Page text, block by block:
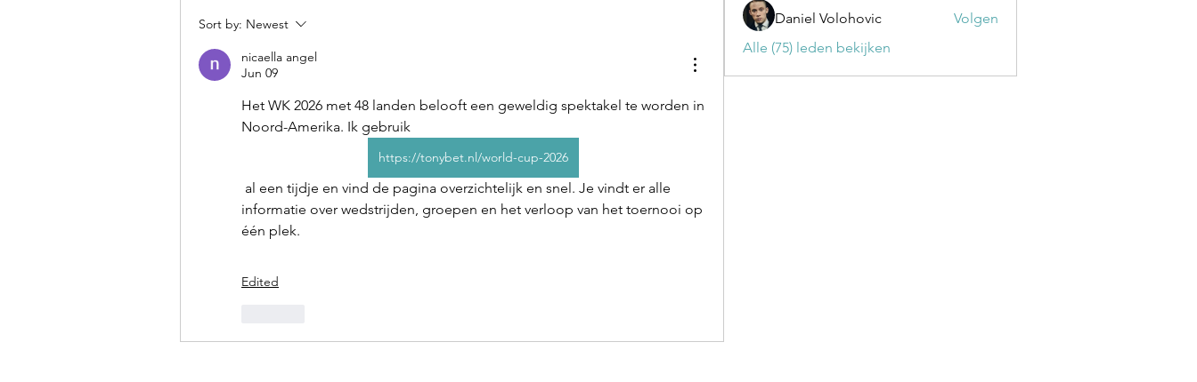
Sort by: Newest
nicaella angel
Jun 09
Het WK 2026 met 48 landen belooft een geweldig spektakel te worden in
Noord-Amerika. Ik gebruik
https://tonybet.nl/world-cup-2026
informatie over wedstrijden, groepen en het verloop van het toernooi op
één plek.
Edited
Daniel Volohovic
Volgen
Alle (75) leden bekijken